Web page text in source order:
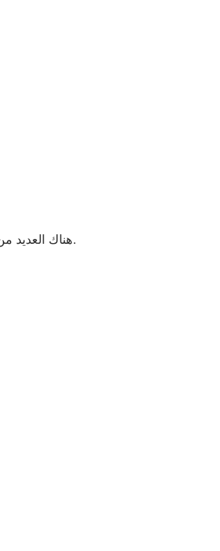
هناك العديد من الفرص لإنشاء تجارب عملاء رائعة فقط عن طريق السماح لعملائك بتوقيع النماذج وتقديم الطلبات وإجراء المدفوعات في عملية واحدة بسيطة.